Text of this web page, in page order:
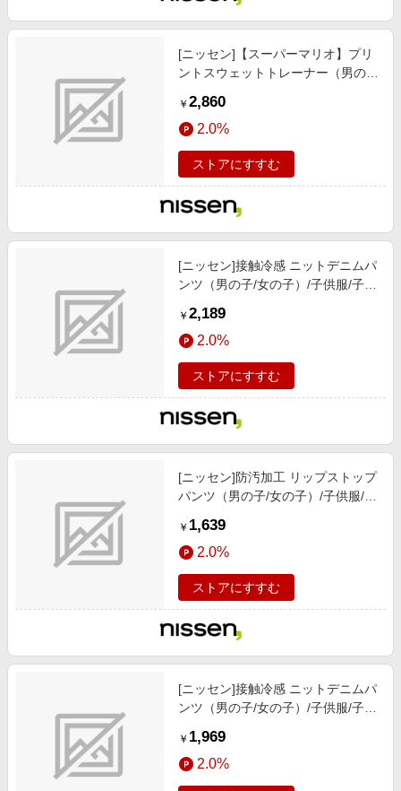
[ニッセン]【スーパーマリオ】プリ
ントスウェットトレーナー（男の
プス/チュニック / トレーナー/イエ
ロー
￥ 2,860
2.0%
ストアにすすむ
[ニッセン]接触冷感 ニットデニムパ
ンツ（男の子/女の子）/子供服/子供
￥ 2,189
2.0%
ストアにすすむ
[ニッセン]防汚加工 リップストップ
パンツ（男の子/女の子）/子供服/子
￥ 1,639
2.0%
ストアにすすむ
[ニッセン]接触冷感 ニットデニムパ
ンツ（男の子/女の子）/子供服/子供
￥ 1,969
2.0%